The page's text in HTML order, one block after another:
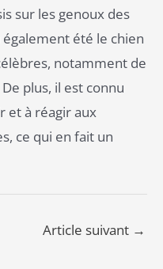
sur les genoux des
été le chien
notamment de
plus, il est connu
et à réagir aux
ce qui en fait un
Article suivant →